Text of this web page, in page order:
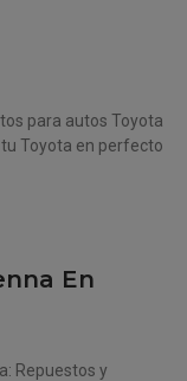
para autos Toyota
Toyota en perfecto
En
Repuestos y